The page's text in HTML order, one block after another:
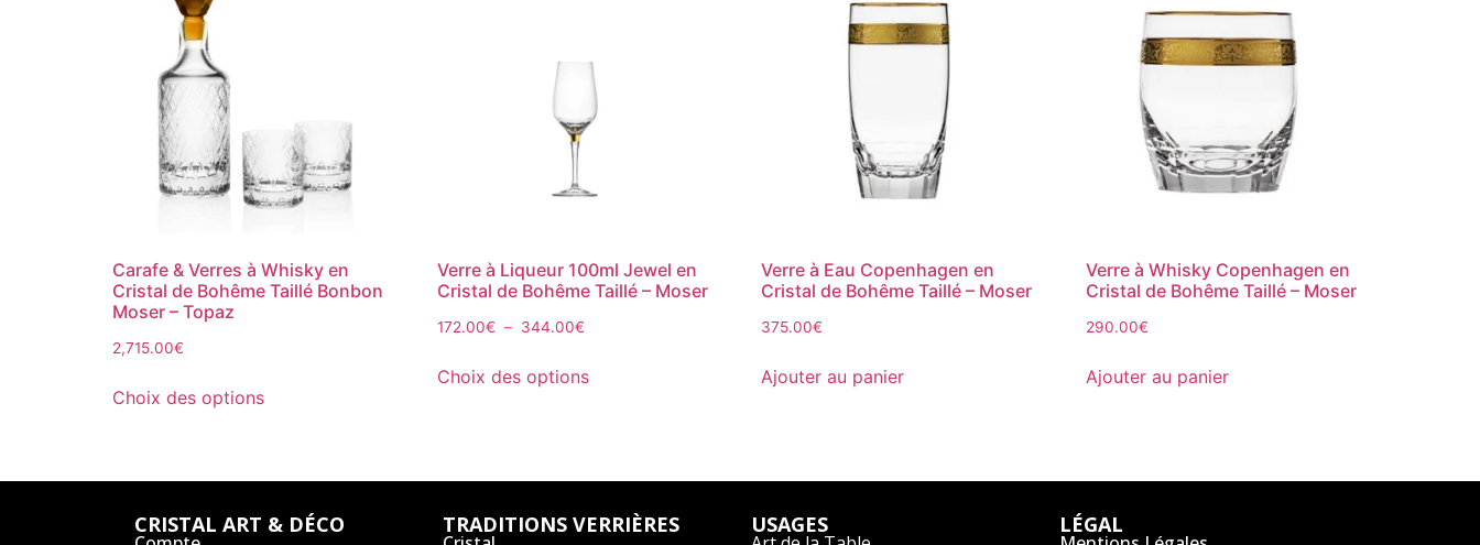
Carafe & Verres à Whisky en
Cristal de Bohême Taillé Bonbon
Moser – Topaz
2,715.00€
Choix des options
Verre à Liqueur 100ml Jewel en
Cristal de Bohême Taillé – Moser
172.00€ – 344.00€
Choix des options
Verre à Eau Copenhagen en
Cristal de Bohême Taillé – Moser
375.00€
Ajouter au panier
Verre à Whisky Copenhagen en
Cristal de Bohême Taillé – Moser
290.00€
Ajouter au panier
CRISTAL ART & DÉCO TRADITIONS VERRIÈRES USAGES LÉGAL